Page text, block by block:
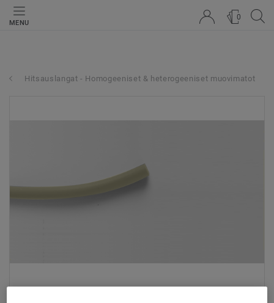
MENU
0
Hitsauslangat - Homogeeniset & heterogeeniset muovimatot